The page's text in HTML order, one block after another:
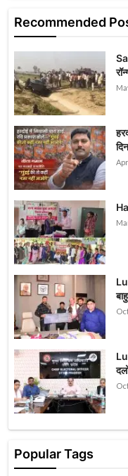
Recommended
Popular Tags